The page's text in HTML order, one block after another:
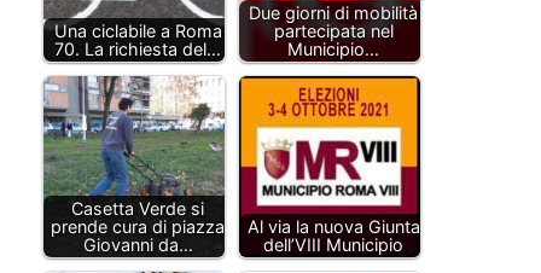
Una ciclabile a Roma
70. La richiesta del…
Due giorni di mobilità
partecipata nel
Municipio…
Casetta Verde si
prende cura di piazza
Giovanni da…
Al via la nuova Giunta
dell’VIII Municipio